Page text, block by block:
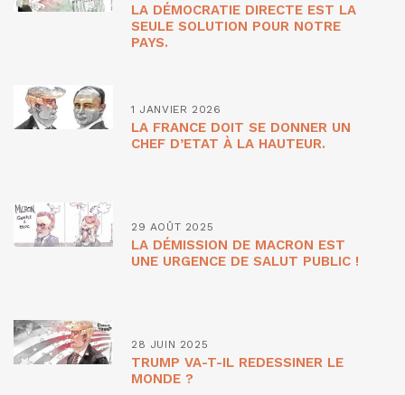
LA DÉMOCRATIE DIRECTE EST LA
SEULE SOLUTION POUR NOTRE
PAYS.
1 JANVIER 2026
LA FRANCE DOIT SE DONNER UN
CHEF D’ETAT À LA HAUTEUR.
29 AOÛT 2025
LA DÉMISSION DE MACRON EST
UNE URGENCE DE SALUT PUBLIC !
28 JUIN 2025
TRUMP VA-T-IL REDESSINER LE
MONDE ?